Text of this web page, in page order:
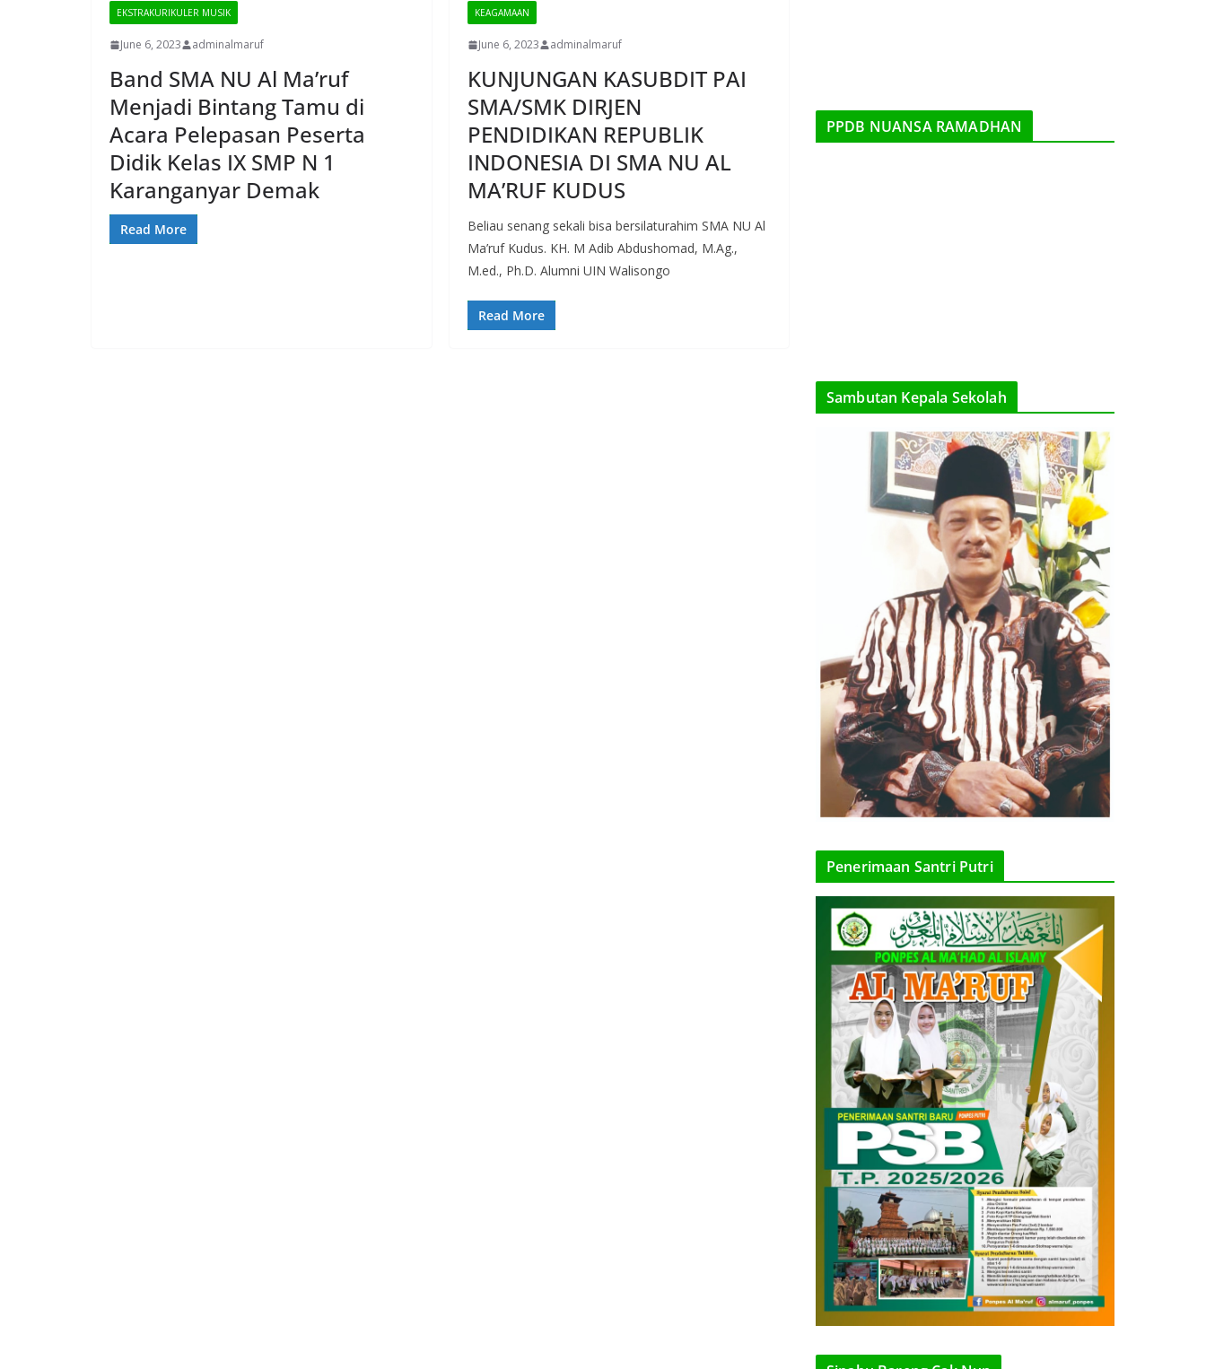
EKSTRAKURIKULER MUSIK
June 6, 2023 adminalmaruf
Band SMA NU Al Ma’ruf
Menjadi Bintang Tamu di
Acara Pelepasan Peserta
Didik Kelas IX SMP N 1
Karanganyar Demak
Read More
KEAGAMAAN
June 6, 2023 adminalmaruf
KUNJUNGAN KASUBDIT PAI
SMA/SMK DIRJEN
PENDIDIKAN REPUBLIK
INDONESIA DI SMA NU AL
MA’RUF KUDUS
Beliau senang sekali bisa bersilaturahim SMA NU Al
Ma’ruf Kudus. KH. M Adib Abdushomad, M.Ag.,
M.ed., Ph.D. Alumni UIN Walisongo
Read More
PPDB NUANSA RAMADHAN
Sambutan Kepala Sekolah
Penerimaan Santri Putri